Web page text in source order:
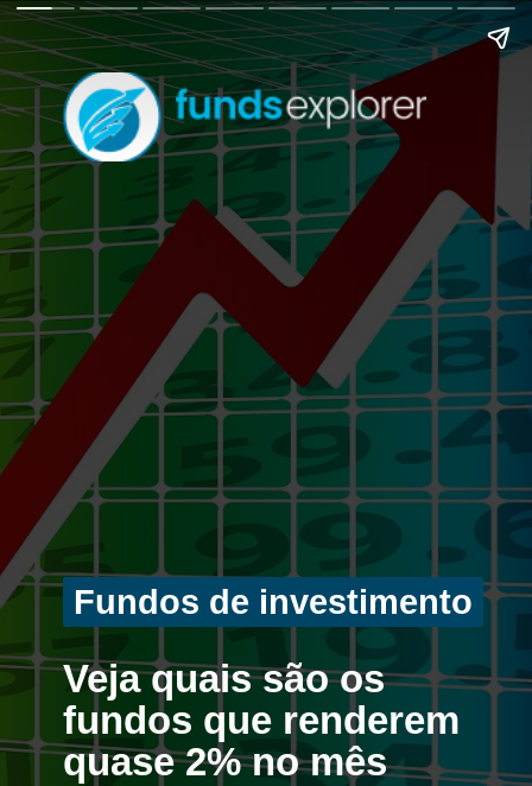
Veja quais são os
fundos que renderem
quase 2% no mês
Fundos de investimento
Fundos de investimento